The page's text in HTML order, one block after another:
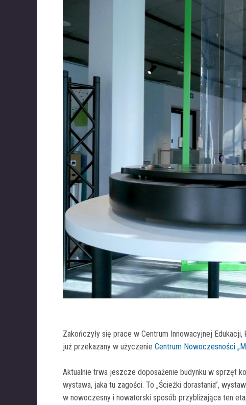
Zakończyły się prace w Centrum Innowacyjnej Edukacji,
już przekazany w użyczenie Centrum Nowoczesności
Aktualnie trwa jeszcze doposażenie budynku w sprzęt
wystawa, jaka tu zagości. To „Ścieżki dorastania”,
w nowoczesny i nowatorski sposób przybliżająca ten